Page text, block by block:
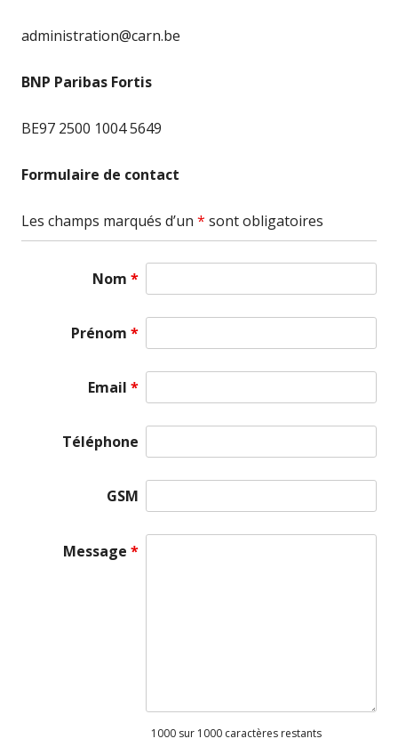
administration@carn.be
BNP Paribas Fortis
BE97 2500 1004 5649
Formulaire de contact
Les champs marqués d’un * sont obligatoires
Nom *
Prénom *
Email *
Téléphone
GSM
Message *
1000 sur 1000 caractères restants